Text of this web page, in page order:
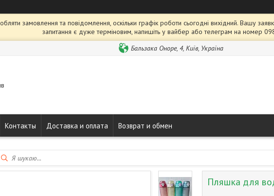
замовлення та повідомлення, оскільки графік роботи сьогодні вихідний. Вашу
запитання є дуже терміновим, напишіть у вайбер або телеграм на номер
Бальзака Оноре, 4, Київ, Україна
Контакты Доставка и оплата Возврат и обмен
Пляшка для